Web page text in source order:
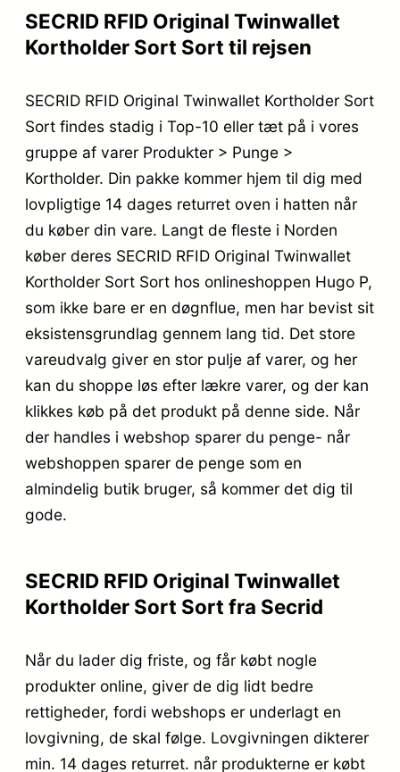
SECRID RFID Original Twinwallet
Kortholder Sort Sort til rejsen
SECRID RFID Original Twinwallet Kortholder Sort
Sort findes stadig i Top-10 eller tæt på i vores
gruppe af varer Produkter > Punge >
Kortholder. Din pakke kommer hjem til dig med
lovpligtige 14 dages returret oven i hatten når
du køber din vare. Langt de fleste i Norden
køber deres SECRID RFID Original Twinwallet
Kortholder Sort Sort hos onlineshoppen Hugo P,
som ikke bare er en døgnflue, men har bevist sit
eksistensgrundlag gennem lang tid. Det store
vareudvalg giver en stor pulje af varer, og her
kan du shoppe løs efter lækre varer, og der kan
klikkes køb på det produkt på denne side. Når
der handles i webshop sparer du penge- når
webshoppen sparer de penge som en
almindelig butik bruger, så kommer det dig til
gode.
SECRID RFID Original Twinwallet
Kortholder Sort Sort fra Secrid
Når du lader dig friste, og får købt nogle
produkter online, giver de dig lidt bedre
rettigheder, fordi webshops er underlagt en
lovgivning, de skal følge. Lovgivningen dikterer
min. 14 dages returret. når produkterne er købt